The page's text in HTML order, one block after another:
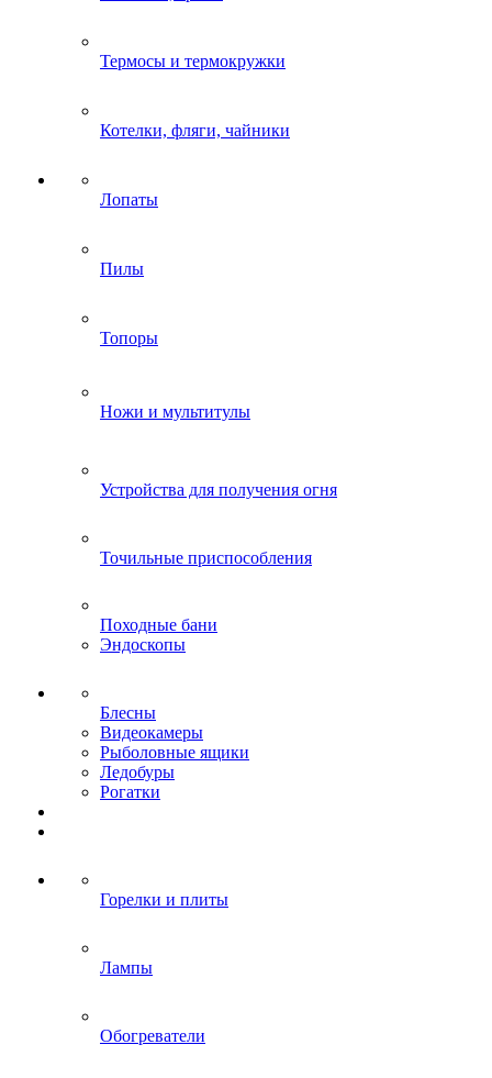
Термосы и термокружки
Котелки, фляги, чайники
Лопаты
Пилы
Топоры
Ножи и мультитулы
Устройства для получения огня
Точильные приспособления
Походные бани
Эндоскопы
Блесны
Видеокамеры
Рыболовные ящики
Ледобуры
Рогатки
Горелки и плиты
Лампы
Обогреватели